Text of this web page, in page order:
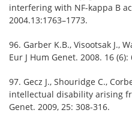
interfering with NF-kappa B
2004.13:1763–1773.
96. Garber K.B., Visootsak J.,
Eur J Hum Genet. 2008. 16 (6):
97. Gecz J., Shouridge C.,
intellectual disability arising
Genet. 2009, 25: 308-316.